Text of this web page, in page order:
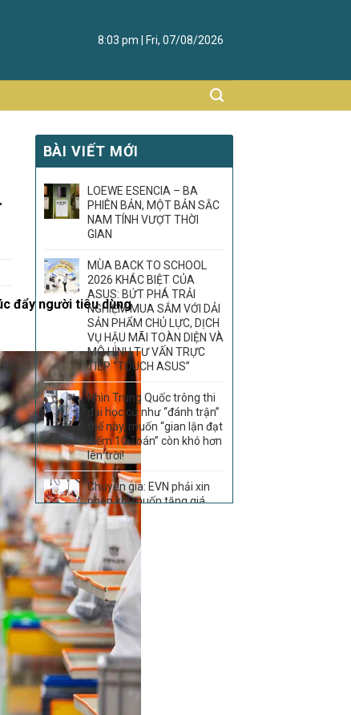
8:03 pm | Fri, 07/08/2026
đẩy người tiêu dùng
BÀI VIẾT MỚI
LOEWE ESENCIA – BA
PHIÊN BẢN, MỘT BẢN SẮC
NAM TÍNH VƯỢT THỜI
GIAN
MÙA BACK TO SCHOOL
2026 KHÁC BIỆT CỦA
ASUS: BỨT PHÁ TRẢI
NGHIỆM MUA SẮM VỚI DẢI
SẢN PHẨM CHỦ LỰC, DỊCH
VỤ HẬU MÃI TOÀN DIỆN VÀ
MÔ HÌNH TƯ VẤN TRỰC
TIẾP “TOUCH ASUS”
Nhìn Trung Quốc trông thi
đại học cứ như “đánh trận”
thế này, muốn “gian lận đạt
điểm 10 Toán” còn khó hơn
lên trời!
Chuyên gia: EVN phải xin
phép khi muốn tăng giá
điện là phù hợp
Cục Thuế cảnh báo 9 dấu
hiệu đến doanh nghiệp, hộ
kinh doanh: Có thể đối mặt
với án hình sự nếu vi phạm
Kinh tế Việt Nam 6 tháng
đầu năm và dự báo cả năm
2026
Sau THACO, thêm Tập
đoàn Trung Quốc muốn
tham gia dự án đường sắt